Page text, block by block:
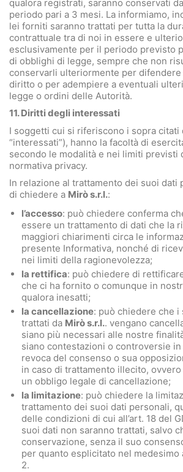
qualora registrati, saranno conservati
periodo pari a 3 mesi. La informiamo,
lei forniti saranno trattati per tutta la
contrattuale tra di noi in essere e
esclusivamente per il periodo previsto
di obblighi di legge, sempre che non
conservarli ulteriormente per difendere
diritto o per adempiere a eventuali
legge o ordini delle Autorità.
11. Diritti degli interessati
I soggetti cui si riferiscono i sopra citati
“interessati”), hanno la facoltà di
secondo le modalità e nei limiti previsti
normativa privacy.
In relazione al trattamento dei suoi dati
di chiedere a Mirò s.r.l.:
l’accesso: può chiedere conferma
essere un trattamento di dati che la
maggiori chiarimenti circa le
presente Informativa, nonché di
nei limiti della ragionevolezza;
la rettifica: può chiedere di
che ci ha fornito o comunque in
qualora inesatti;
la cancellazione: può chiedere che
trattati da Mirò s.r.l.. vengano
siano più necessari alle nostre
siano contestazioni o controversie
revoca del consenso o sua
in caso di trattamento illecito,
un obbligo legale di cancellazione;
la limitazione: può chiedere la
trattamento dei suoi dati personali,
delle condizioni di cui all’art. 18 del
suoi dati non saranno trattati, salvo
conservazione, senza il suo
per quanto esplicitato nel medesimo
2.